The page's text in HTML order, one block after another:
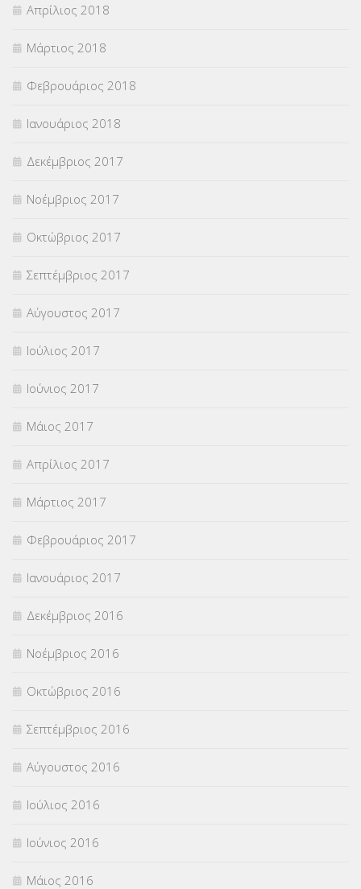
Απρίλιος 2018
Μάρτιος 2018
Φεβρουάριος 2018
Ιανουάριος 2018
Δεκέμβριος 2017
Νοέμβριος 2017
Οκτώβριος 2017
Σεπτέμβριος 2017
Αύγουστος 2017
Ιούλιος 2017
Ιούνιος 2017
Μάιος 2017
Απρίλιος 2017
Μάρτιος 2017
Φεβρουάριος 2017
Ιανουάριος 2017
Δεκέμβριος 2016
Νοέμβριος 2016
Οκτώβριος 2016
Σεπτέμβριος 2016
Αύγουστος 2016
Ιούλιος 2016
Ιούνιος 2016
Μάιος 2016